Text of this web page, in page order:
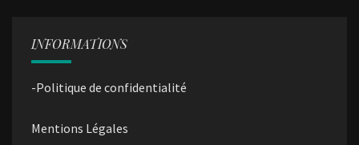
INFORMATIONS
-Politique de confidentialité
Mentions Légales